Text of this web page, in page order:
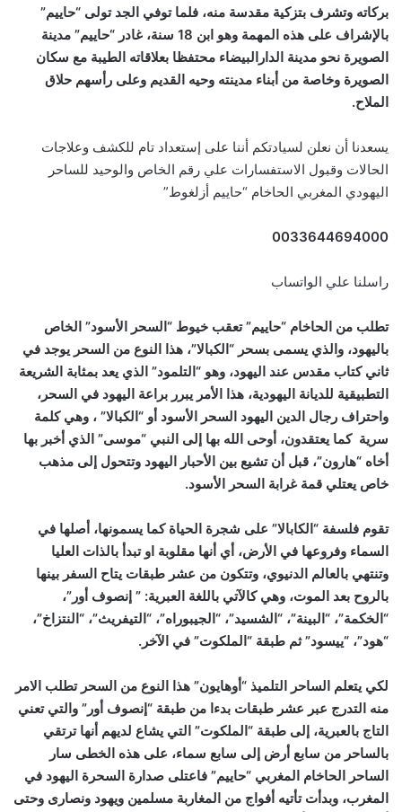
بركاته وتشرف بتزكية مقدسة منه، فلما توفي الجد تولى “حاييم”
بالإشراف على هذه المهمة وهو ابن 18 سنة، غادر “حاييم” مدينة
الصويرة نحو مدينة الدارالبيضاء محتفظا بعلاقاته الطيبة مع سكان
الصويرة وخاصة من أبناء مدينته وحيه القديم وعلى رأسهم حلاق
الملاح.
يسعدنا أن نعلن لسيادتكم أننا على إستعداد تام للكشف وعلاجات
الحالات وقبول الاستفسارات علي رقم الخاص والوحيد للساحر
اليهودي المغربي الحاخام “حاييم أزلغوط”
0033644694000
راسلنا علي الواتساب
تطلب من الحاخام “حاييم” تعقب خيوط “السحر الأسود” الخاص
باليهود، والذي يسمى بسحر “الكبالا”، هذا النوع من السحر يوجد في
ثاني كتاب مقدس عند اليهود، وهو “التلمود” الذي يعد بمثابة الشريعة
التطبيقية للديانة اليهودية، هذا الأمر يبرر براعة اليهود في السحر،
واحتراف رجال الدين اليهود السحر الأسود أو “الكبالا” ، وهي كلمة
سرية كما يعتقدون، أوحى الله بها إلى النبي “موسى” الذي أخبر بها
أخاه “هارون”، قبل أن تشيع بين الأحبار اليهود وتتحول إلى مذهب
خاص يعتلي قمة غرابة السحر الأسود.
تقوم فلسفة “الكابالا” على شجرة الحياة كما يسمونها، أصلها في
السماء وفروعها في الأرض، أي أنها مقلوبة او تبدأ بالذات العليا
وتنتهي بالعالم الدنيوي، وتتكون من عشر طبقات يتاح السفر بينها
بالروح بعد الموت، وهي كالآتي باللغة العبرية: ” إنصوف أور”،
“الخكمة”، “البينة”، “الشسيد”، “الجيبوراه”، “التيفريث”، “النتزاخ”،
“هود”، “ييسود” ثم طبقة “الملكوت” في الآخر.
لكي يتعلم الساحر التلميذ “أوهايون” هذا النوع من السحر تطلب الامر
منه التدرج عبر عشر طبقات بدءا من طبقة “إنصوف أور” والتي تعني
التاج بالعبرية، إلى طبقة “الملكوت” التي يشاع لديهم أنها ترتقي
بالساحر من سابع أرض إلى سابع سماء، على هذه الخطى سار
الساحر الحاخام المغربي “حاييم” فاعتلى صدارة السحرة اليهود في
المغرب، وبدأت تأتيه أفواج من المغاربة مسلمين ويهود ونصارى وحتى